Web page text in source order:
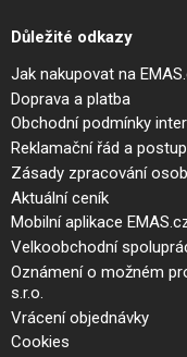
Důležité odkazy
Jak nakupovat na
Doprava a platba
Obchodní podmínky
Reklamační řád a
Zásady zpracování
Aktuální ceník
Mobilní aplikace
Velkoobchodní
Oznámení o možném
s.r.o.
Vrácení objednávky
Cookies